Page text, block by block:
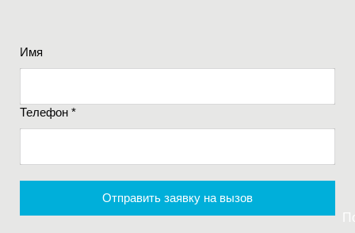
Имя
Телефон *
Отправить заявку на вызов